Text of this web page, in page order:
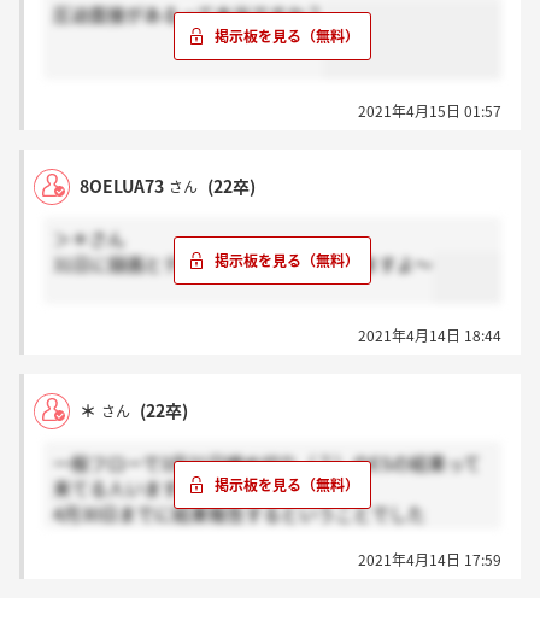
圧迫面接があるって本当ですか？
2021年4月15日 01:57
8OELUA73 さん (22卒)
＞＊さん
31日に録画とテスト締め切りなら来てますよ～
2021年4月14日 18:44
＊ さん (22卒)
一般フローで3月31日締め切り（？）のESの結果って
来てる人いますか？
4月30日までに結果報告するということでした
2021年4月14日 17:59